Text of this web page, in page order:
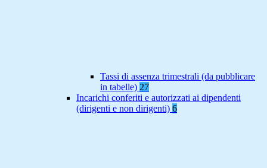
Tassi di assenza trimestrali (da pubblicare
in tabelle) 27
Incarichi conferiti e autorizzati ai dipendenti
(dirigenti e non dirigenti) 6